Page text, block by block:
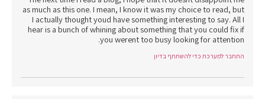
as much as this one. I mean, I know it was my choice to read, but
I actually thought youd have something interesting to say. All I
hear is a bunch of whining about something that you could fix if
you werent too busy looking for attention.
התחבר למערכת כדי להשתתף בדיון